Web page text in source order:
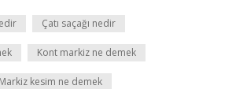
Çatı saçağı nedir
Kont markiz ne demek
Markiz kesim ne demek